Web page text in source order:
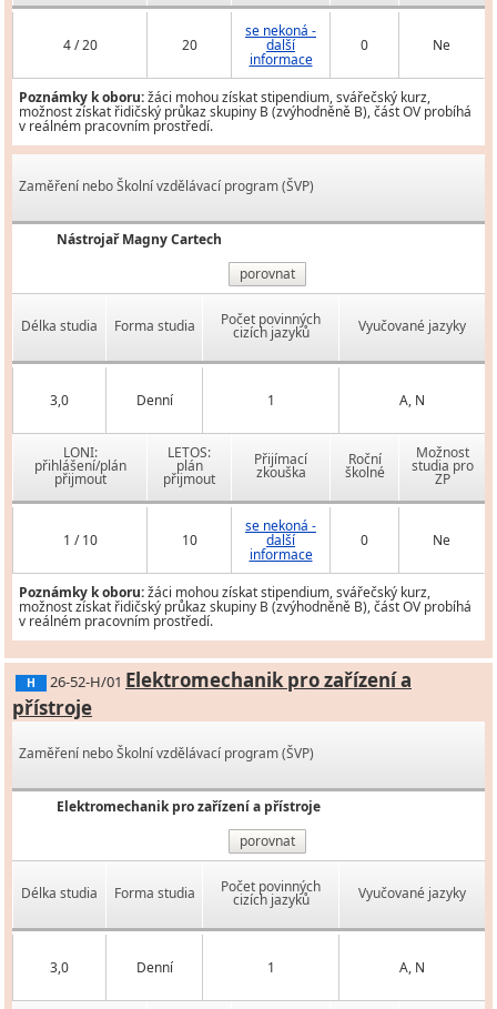
4 / 20 20
se nekoná -
další
informace
0 Ne
Poznámky k oboru:žáci mohou získat stipendium, svářečský kurz,
možnost získat řidičský průkaz skupiny B (zvýhodněně B), část OV probíhá
v reálném pracovním prostředí.
Zaměření nebo Školní vzdělávací program (ŠVP)
Nástrojař Magny Cartech
porovnat
Délka studia Forma studia Počet povinných
cizích jazyků Vyučované jazyky
3,0 Denní 1 A, N
LONI:
přihlášení/plán
přijmout
LETOS:
plán
přijmout
Přijímací
zkouška
Roční
školné
Možnost
studia pro
ZP
1 / 10 10
se nekoná -
další
informace
0 Ne
Poznámky k oboru:žáci mohou získat stipendium, svářečský kurz,
možnost získat řidičský průkaz skupiny B (zvýhodněně B), část OV probíhá
v reálném pracovním prostředí.
H 26-52-H/01 Elektromechanik pro zařízení a
přístroje
Zaměření nebo Školní vzdělávací program (ŠVP)
Elektromechanik pro zařízení a přístroje
porovnat
Délka studia Forma studia Počet povinných
cizích jazyků Vyučované jazyky
3,0 Denní 1 A, N